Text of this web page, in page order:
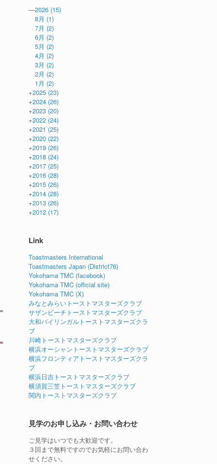
—2026 (15)
8月 (1)
7月 (2)
6月 (2)
5月 (2)
4月 (2)
3月 (2)
2月 (2)
1月 (2)
+2025 (23)
+2024 (26)
+2023 (20)
+2022 (24)
+2021 (25)
+2020 (22)
+2019 (26)
+2018 (24)
+2017 (25)
+2016 (28)
+2015 (26)
+2014 (28)
+2013 (26)
+2012 (17)
Link
Toastmasters International
Toastmasters Japan (District76)
Yokohama TMC (facebook)
Yokohama TMC (official site)
Yokohama TMC (X)
みなとみらいトーストマスターズクラブ
サザンビーチトーストマスターズクラブ
大和バイリンガルトーストマスターズクラ
ブ
川崎トーストマスターズクラブ
横浜オーシャントーストマスターズクラブ
横浜フロンティアトーストマスターズクラ
ブ
横浜日吉トーストマスターズクラブ
横須賀三笠トーストマスターズクラブ
関内トーストマスターズクラブ
見学のお申し込み・お問い合わせ
ご見学はいつでも大歓迎です。
３回まで無料ですのでお気軽にお問い合わ
せください。